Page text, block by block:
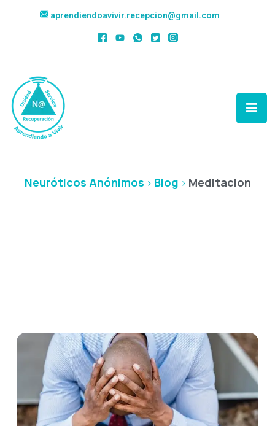
aprendiendoavivir.recepcion@gmail.com
Neuróticos Anónimos > Blog > Meditacion